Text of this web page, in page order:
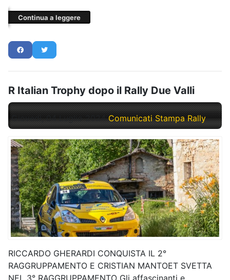
Continua a leggere
R Italian Trophy dopo il Rally Due Valli
Giovedì, 04 Luglio 2024 Comunicati Stampa Rally
RICCARDO GHERARDI CONQUISTA IL 2°
RAGGRUPPAMENTO E CRISTIAN MANTOET SVETTA